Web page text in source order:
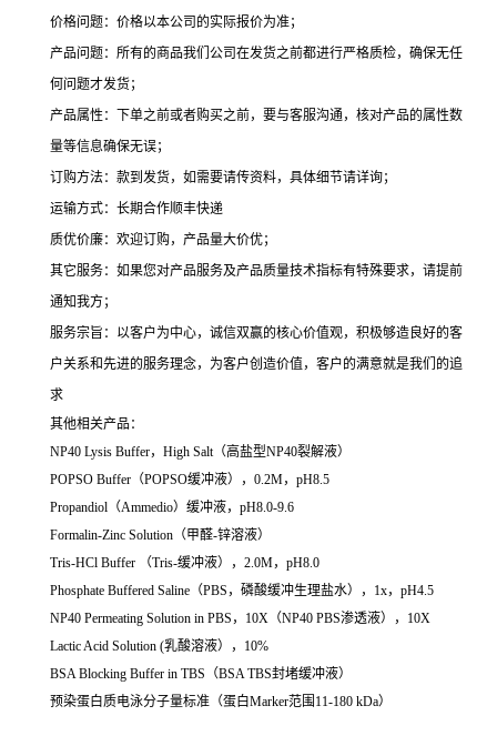
价格问题：价格以本公司的实际报价为准；
产品问题：所有的商品我们公司在发货之前都进行严格质检，确保无任
何问题才发货；
产品属性：下单之前或者购买之前，要与客服沟通，核对产品的属性数
量等信息确保无误；
订购方法：款到发货，如需要请传资料，具体细节请详询；
运输方式：长期合作顺丰快递
质优价廉：欢迎订购，产品量大价优；
其它服务：如果您对产品服务及产品质量技术指标有特殊要求，请提前
通知我方；
服务宗旨：以客户为中心，诚信双赢的核心价值观，积极够造良好的客
户关系和先进的服务理念，为客户创造价值，客户的满意就是我们的追
求
其他相关产品：
NP40 Lysis Buffer，High Salt（高盐型NP40裂解液）
POPSO Buffer（POPSO缓冲液），0.2M，pH8.5
Propandiol（Ammedio）缓冲液，pH8.0-9.6
Formalin-Zinc Solution（甲醛-锌溶液）
Tris-HCl Buffer （Tris-缓冲液），2.0M，pH8.0
Phosphate Buffered Saline（PBS，磷酸缓冲生理盐水），1x，pH4.5
NP40 Permeating Solution in PBS，10X（NP40 PBS渗透液），10X
Lactic Acid Solution (乳酸溶液），10%
BSA Blocking Buffer in TBS（BSA TBS封堵缓冲液）
预染蛋白质电泳分子量标准（蛋白Marker范围11-180 kDa）